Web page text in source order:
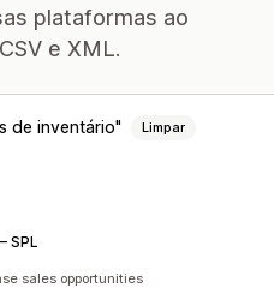
plataformas ao
e XML.
de inventário Limpar
SPL
sales opportunities